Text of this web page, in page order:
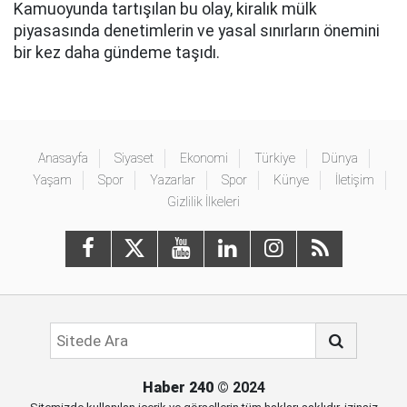
Kamuoyunda tartışılan bu olay, kiralık mülk
piyasasında denetimlerin ve yasal sınırların önemini
bir kez daha gündeme taşıdı.
Anasayfa Siyaset Ekonomi Türkiye
Dünya
Yaşam
Spor Yazarlar Spor Künye
İletişim
Gizlilik İlkeleri
Haber 240© 2024